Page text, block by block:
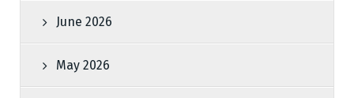
June 2026
May 2026